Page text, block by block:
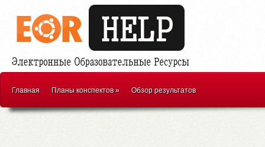
Главная Планы конспектов» Обзор результатов